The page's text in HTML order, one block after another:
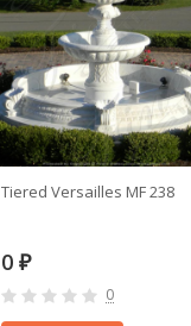
Tiered Versailles MF 238
0 ₽
0